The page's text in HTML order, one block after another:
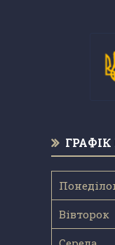
Вівторок